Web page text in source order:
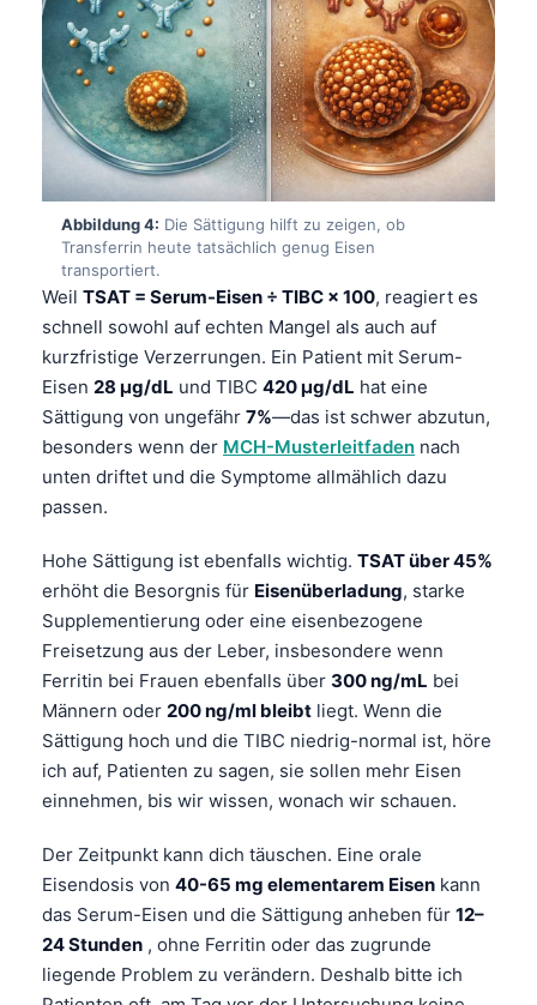
Abbildung 4: Die Sättigung hilft zu zeigen, ob
Transferrin heute tatsächlich genug Eisen
transportiert.
Weil TSAT = Serum-Eisen ÷ TIBC × 100, reagiert es
schnell sowohl auf echten Mangel als auch auf
kurzfristige Verzerrungen. Ein Patient mit Serum-
Eisen 28 µg/dL und TIBC 420 µg/dL hat eine
Sättigung von ungefähr 7%—das ist schwer abzutun,
besonders wenn der MCH-Musterleitfaden nach
unten driftet und die Symptome allmählich dazu
passen.
Hohe Sättigung ist ebenfalls wichtig. TSAT über 45%
erhöht die Besorgnis für Eisenüberladung, starke
Supplementierung oder eine eisenbezogene
Freisetzung aus der Leber, insbesondere wenn
Ferritin bei Frauen ebenfalls über 300 ng/mL bei
Männern oder 200 ng/ml bleibt liegt. Wenn die
Sättigung hoch und die TIBC niedrig-normal ist, höre
ich auf, Patienten zu sagen, sie sollen mehr Eisen
einnehmen, bis wir wissen, wonach wir schauen.
Der Zeitpunkt kann dich täuschen. Eine orale
Eisendosis von 40-65 mg elementarem Eisen kann
das Serum-Eisen und die Sättigung anheben für 12–
24 Stunden , ohne Ferritin oder das zugrunde
liegende Problem zu verändern. Deshalb bitte ich